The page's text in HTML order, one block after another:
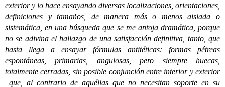
exterior y lo hace ensayando diversas localizaciones, orientaciones,
definiciones y tamaños, de manera más o menos aislada o
sistemática, en una búsqueda que se me antoja dramática, porque
no se adivina el hallazgo de una satisfacción definitiva, tanto, que
hasta llega a ensayar fórmulas antitéticas: formas pétreas
espontáneas, primarias, angulosas, pero siempre huecas,
totalmente cerradas, sin posible conjunción entre interior y exterior
que, al contrario de aquéllas que no necesitan soporte en su